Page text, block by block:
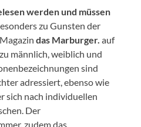
werden und müssen
zu Gunsten der
das Marburger. auf
männlich, weiblich und
sind
adressiert, ebenso wie
sich nach individuellen
Der
zudem das